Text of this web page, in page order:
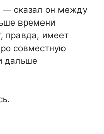
сказал он между
времени
правда, имеет
совместную
дальше